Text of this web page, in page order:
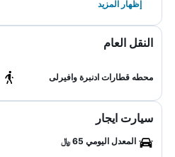
إظهار المزيد
النقل العام
محطه قطارات ادنبرة وافيرلى
سيارت ايجار
المعدل اليومي 65 ﷼